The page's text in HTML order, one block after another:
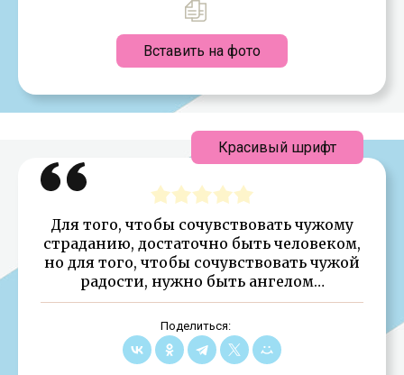
Вставить на фото
Для того, чтобы сочувствовать чужому
страданию, достаточно быть человеком,
но для того, чтобы сочувствовать чужой
радости, нужно быть ангелом…
Поделиться:
Красивый шрифт